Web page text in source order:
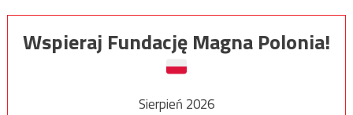
Wspieraj Fundację Magna Polonia!
Sierpień 2026